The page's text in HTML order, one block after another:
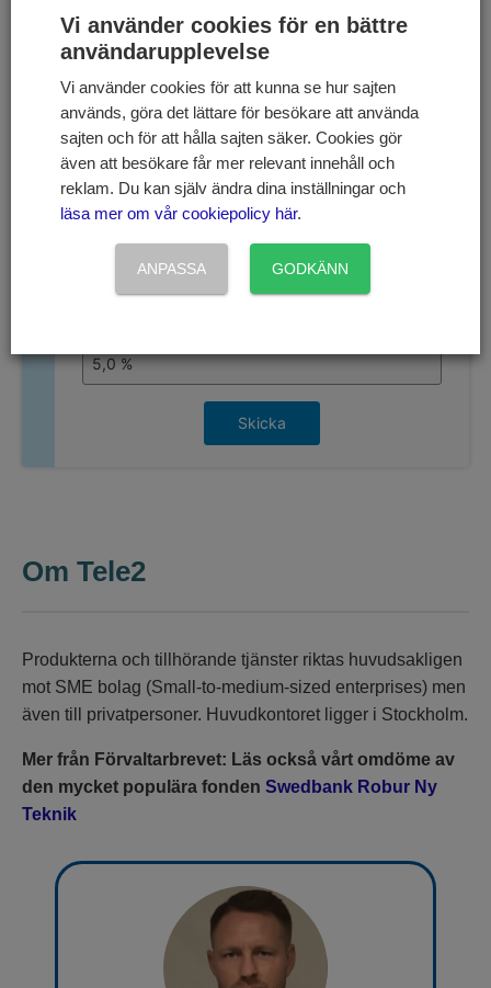
direktavkastning -
kalkylator
Fyll i aktiens nuvarande pris
Fyll i årets totala utdelning
Skicka
Om Tele2
Produkterna och tillhörande tjänster riktas huvudsakligen
mot SME bolag (Small-to-medium-sized enterprises) men
även till privatpersoner. Huvudkontoret ligger i Stockholm.
Mer från Förvaltarbrevet: Läs också vårt omdöme av
den mycket populära fonden Swedbank Robur Ny
Teknik
Vi använder cookies för en bättre
användarupplevelse
Vi använder cookies för att kunna se hur sajten
används, göra det lättare för besökare att använda
sajten och för att hålla sajten säker. Cookies gör
även att besökare får mer relevant innehåll och
reklam. Du kan själv ändra dina inställningar och
läsa mer om vår cookiepolicy här.
ANPASSA GODKÄNN